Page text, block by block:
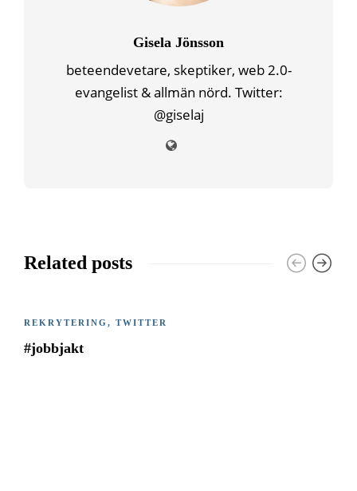
Gisela Jönsson
beteendevetare, skeptiker, web 2.0-
evangelist & allmän nörd. Twitter:
@giselaj
Related posts
REKRYTERING , TWITTER
#jobbjakt